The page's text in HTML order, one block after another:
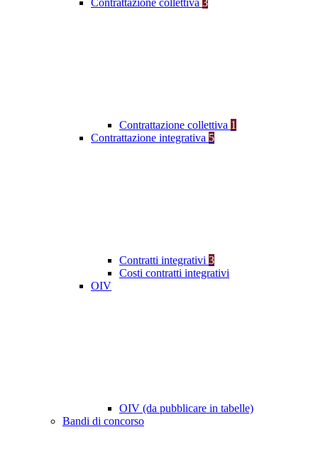
Contrattazione collettiva 3
Contrattazione collettiva 1
Contrattazione integrativa 5
Contratti integrativi 3
Costi contratti integrativi
OIV
OIV (da pubblicare in tabelle)
Bandi di concorso